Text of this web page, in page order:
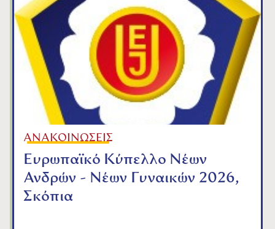
ΑΝΑΚΟΙΝΩΣΕΙΣ
Ευρωπαϊκό Κύπελλο Νέων
Ανδρών - Νέων Γυναικών 2026,
Σκόπια